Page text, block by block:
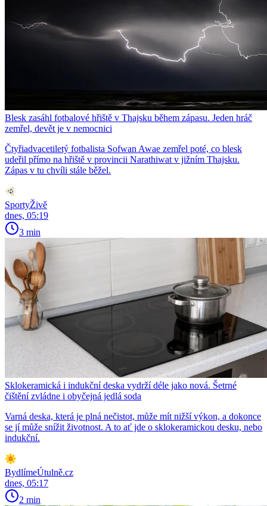
Blesk zasáhl fotbalové hřiště v Thajsku během zápasu. Jeden hráč
zemřel, devět je v nemocnici
Čtyřiadvacetiletý fotbalista Sofwan Awae zemřel poté, co blesk
udeřil přímo na hřiště v provincii Narathiwat v jižním Thajsku.
Zápas v tu chvíli stále běžel.
SportyŽivě
dnes, 05:19
3 min
Sklokeramická i indukční deska vydrží déle jako nová. Šetrné
čištění zvládne i obyčejná jedlá soda
Varná deska, která je plná nečistot, může mít nižší výkon, a dokonce
se jí může snížit životnost. A to ať jde o sklokeramickou desku, nebo
indukční.
BydlímeÚtulně.cz
dnes, 05:17
2 min